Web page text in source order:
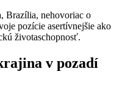
Brazília, nehovoriac o
pozície asertívnejšie ako
životaschopnosť.
v pozadí